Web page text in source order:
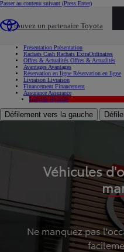
Passer au contenu suivant (Press Enter)
Trouvez un partenaire Toyota
Présentation Présentation
Rachats Cash Rachats ExtraOrdinaires
Offres & Actualités Offres & Actualités
Avantages Avantages
Réservation en ligne Réservation en ligne
Livraison Livraison
Financement Financement
Assurance Assurance
Hybride Hybride
Défilement vers la gauche
Véhicules
Ne manquez pas